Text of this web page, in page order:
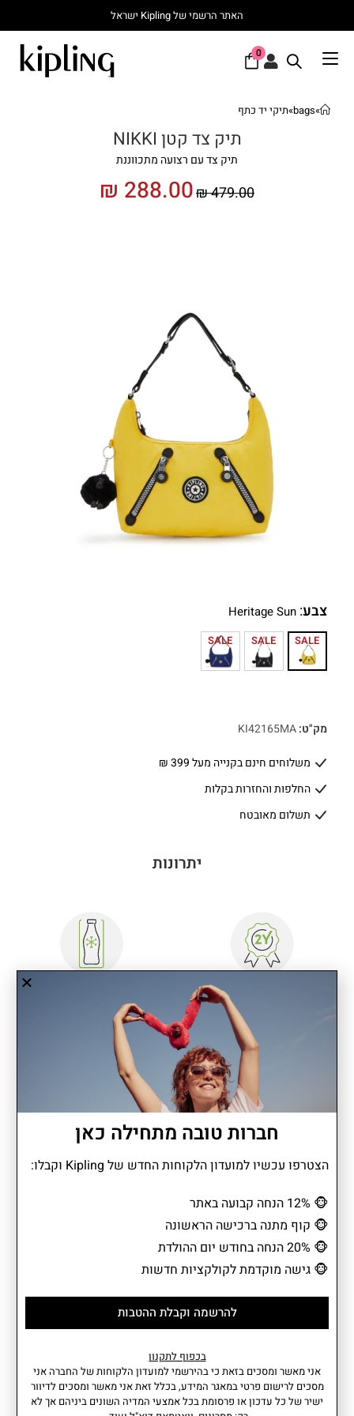
האתר הרשמי של Kipling ישראל
0
»
bags
»תיקי יד כתף
תיק צד קטן NIKKI
תיק צד עם רצועה מתכווננת
₪479.00
₪ 288.00
צבע:
Heritage Sun
SALE
SALE
SALE
מק"ט:KI42165MA
משלוחים חינם בקנייה מעל 399 ₪
החלפות והחזרות בקלות
תשלום מאובטח
יתרונות
שנתיים אחריות
תיק NIKKI הוא מחווה אופנתית לקלאסיקות של שנות ה-90, בעיצוב
רטרו שמחזיר את הסטייל האייקוני של קיפלינג לימינו. עם מראה נוסטלגי
ותאים מרובים, הוא מעניק פתרון מושלם לנשיאה יומיומית נוחה
ומסודרת. הרצועה המתכווננת מאפשרת התאמה אישית לנשיאה על
הכתף או באלכסון, מה שהופך אותו לשילוב מנצח של פרקטיות ושיק.
תיק שמתאים לכל מי שאוהב מראה נינוח וקליל עם קריצה לעבר.
מידע נוסף
• תא ראשי עם סגירת רוכסן המכיל:
• כיס עם סגירת רוכסן.
• בחזית התיק 2 כיסים עם סגירת
רוכסן.
מאפיינים
משקל: 4.5
נפח: 0.27
רוחב: 8 סמ I עומק: 30 סמ I גובה:
28.5 סמ
חברות טובה מתחילה כאן
הצטרפו עכשיו למועדון הלקוחות החדש של Kipling וקבלו:
🐵
🐵 קוף מתנה ברכישה הראשונה
🐵
🐵 גישה מוקדמת לקולקציות חדשות
להרשמה וקבלת ההטבות
בכפוף לתקנון
אני מאשר ומסכים בזאת כי בהירשמי למועדון הלקוחות של החברה אני
מסכים לרישום פרטי במאגר המידע, בכלל זאת אני מאשר ומסכים לדיוור
ישיר של כל עדכון או פרסומת בכל אמצעי המדיה השונים ביניהם אך לא